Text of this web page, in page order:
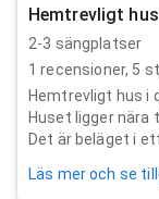
Hemtrevligt
2-3 sängplatser
1 recensioner, 5
Hemtrevligt hus i
Huset ligger nära
Det är beläget i ett
Läs mer och se